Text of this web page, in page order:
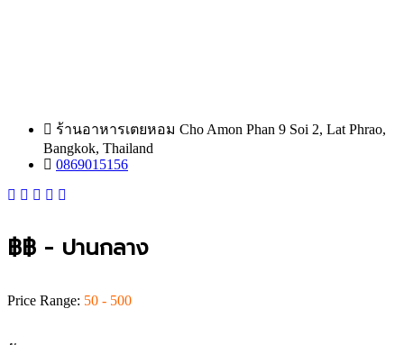
ร้านอาหารเตยหอม Cho Amon Phan 9 Soi 2, Lat Phrao,
Bangkok, Thailand
0869015156
฿฿ - ปานกลาง
Price Range: 50 - 500